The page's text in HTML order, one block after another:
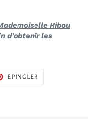
Hibou
d’obtenir les
ÉPINGLER